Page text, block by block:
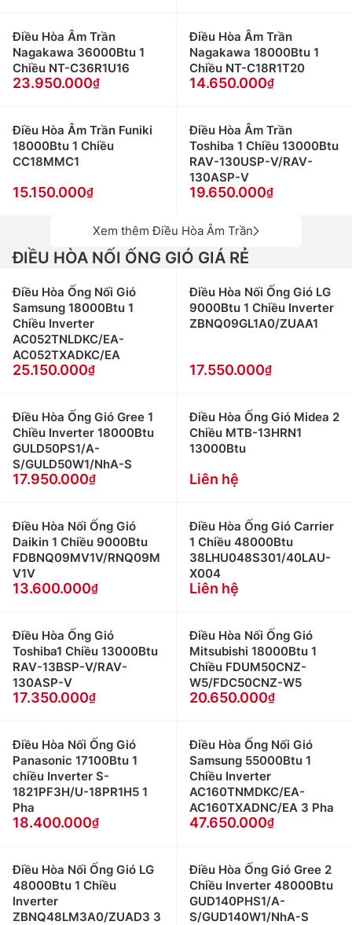
Điều Hòa Âm Trần
Nagakawa 36000Btu 1
Chiều NT-C36R1U16
23.950.000
Điều Hòa Âm Trần
Nagakawa 18000Btu 1
Chiều NT-C18R1T20
14.650.000
Điều Hòa Âm Trần Funiki
18000Btu 1 Chiều
CC18MMC1
15.150.000
Điều Hòa Âm Trần
Toshiba 1 Chiều 13000Btu
RAV-130USP-V/RAV-
130ASP-V
19.650.000
Xem thêm Điều Hòa Âm Trần
ĐIỀU HÒA NỐI ỐNG GIÓ GIÁ RẺ
Điều Hòa Ống Nối Gió
Samsung 18000Btu 1
Chiều Inverter
AC052TNLDKC/EA-
AC052TXADKC/EA
25.150.000
Điều Hòa Nối Ống Gió LG
9000Btu 1 Chiều Inverter
ZBNQ09GL1A0/ZUAA1
17.550.000
Điều Hòa Ống Gió Gree 1
Chiều Inverter 18000Btu
GULD50PS1/A-
S/GULD50W1/NhA-S
17.950.000
Điều Hòa Ống Gió Midea 2
Chiều MTB-13HRN1
13000Btu
Liên hệ
Điều Hòa Nối Ống Gió
Daikin 1 Chiều 9000Btu
FDBNQ09MV1V/RNQ09M
V1V
13.600.000
Điều Hòa Ống Gió Carrier
1 Chiều 48000Btu
38LHU048S301/40LAU-
X004
Liên hệ
Điều Hòa Ống Gió
Toshiba1 Chiều 13000Btu
RAV-13BSP-V/RAV-
130ASP-V
17.350.000
Điều Hòa Nối Ống Gió
Mitsubishi 18000Btu 1
Chiều FDUM50CNZ-
W5/FDC50CNZ-W5
20.650.000
Điều Hòa Nối Ống Gió
Panasonic 17100Btu 1
chiều Inverter S-
1821PF3H/U-18PR1H5 1
Pha
18.400.000
Điều Hòa Ống Nối Gió
Samsung 55000Btu 1
Chiều Inverter
AC160TNMDKC/EA-
AC160TXADNC/EA 3 Pha
47.650.000
Điều Hòa Nối Ống Gió LG
48000Btu 1 Chiều
Inverter
ZBNQ48LM3A0/ZUAD3 3
Điều Hòa Ống Gió Gree 2
Chiều Inverter 48000Btu
GUD140PHS1/A-
S/GUD140W1/NhA-S